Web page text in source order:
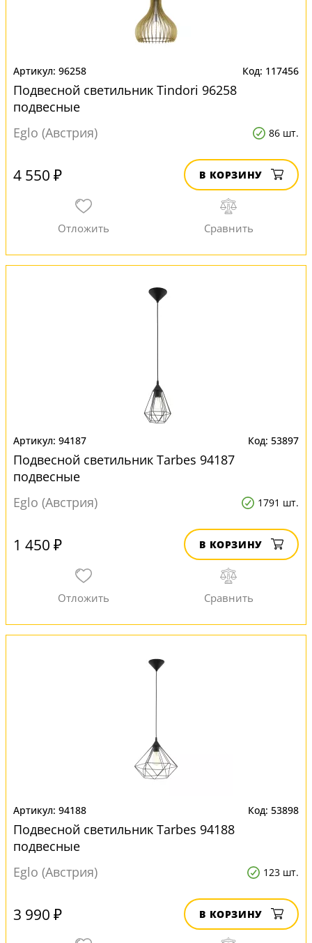
96258 117456
Подвесной светильник Tindori 96258
подвесные
Eglo (Австрия)
86 шт.
4 550 ₽ В КОРЗИНУ
94187 53897
Подвесной светильник Tarbes 94187
подвесные
Eglo (Австрия)
1791 шт.
1 450 ₽ В КОРЗИНУ
94188 53898
Подвесной светильник Tarbes 94188
подвесные
Eglo (Австрия)
123 шт.
3 990 ₽ В КОРЗИНУ